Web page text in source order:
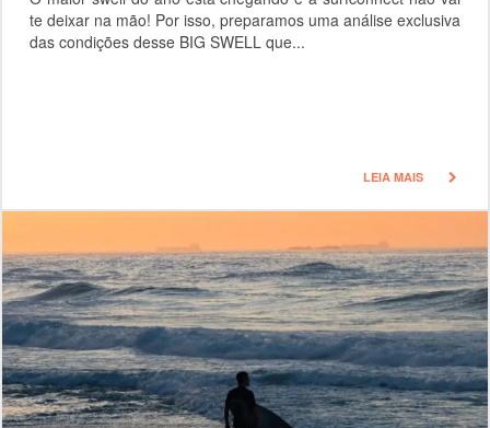
te deixar na mão! Por isso, preparamos uma análise exclusiva
das condições desse BIG SWELL que...
LEIA MAIS